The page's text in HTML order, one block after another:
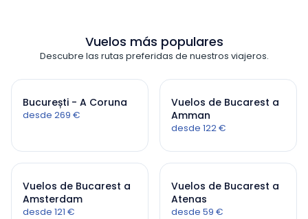
Vuelos más populares
Descubre las rutas preferidas de nuestros viajeros.
București - A Coruna
desde 269 €
Vuelos de Bucarest a
Amman
desde 122 €
Vuelos de Bucarest a
Amsterdam
desde 121 €
Vuelos de Bucarest a
Atenas
desde 59 €